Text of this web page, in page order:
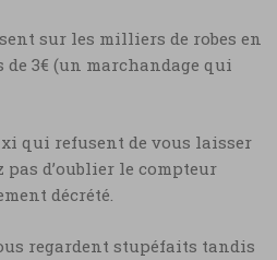
sur les milliers de robes en
3€ (un marchandage qui
qui refusent de vous laisser
pas d’oublier le compteur
décrété.
regardent stupéfaits tandis